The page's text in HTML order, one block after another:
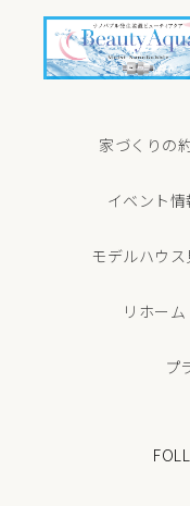
家づくりの
イベント情
モデルハウス
リホーム
プ